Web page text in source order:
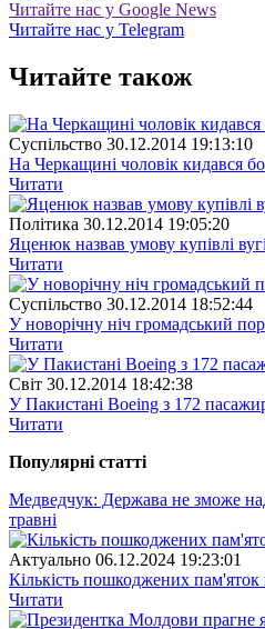
Читайте нас у Google News
Читайте нас у Telegram
Читайте також
Суспiльство 30.12.2014 19:13:10
На Черкащині чоловік кидався
Читати
Полiтика 30.12.2014 19:05:20
Яценюк назвав умову купівлі
Читати
Суспiльство 30.12.2014 18:52:44
У новорічну ніч громадський
Читати
Свiт 30.12.2014 18:42:38
У Пакистані Boeing з 172
Читати
Популярнi статтi
Медведчук: Держава не зможе
травні
Актуально 06.12.2024 19:23:01
Кількість пошкоджених пам'яток
Читати